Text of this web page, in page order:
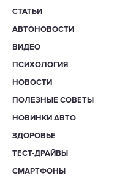
СТАТЬИ
АВТОНОВОСТИ
ВИДЕО
ПСИХОЛОГИЯ
НОВОСТИ
ПОЛЕЗНЫЕ СОВЕТЫ
НОВИНКИ АВТО
ЗДОРОВЬЕ
ТЕСТ-ДРАЙВЫ
СМАРТФОНЫ